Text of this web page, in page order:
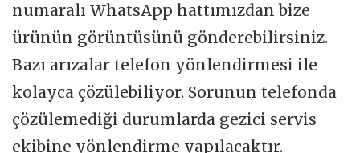
numaralı WhatsApp hattımızdan bize
ürünün görüntüsünü gönderebilirsiniz.
Bazı arızalar telefon yönlendirmesi ile
kolayca çözülebiliyor. Sorunun telefonda
çözülemediği durumlarda gezici servis
ekibine yönlendirme yapılacaktır.